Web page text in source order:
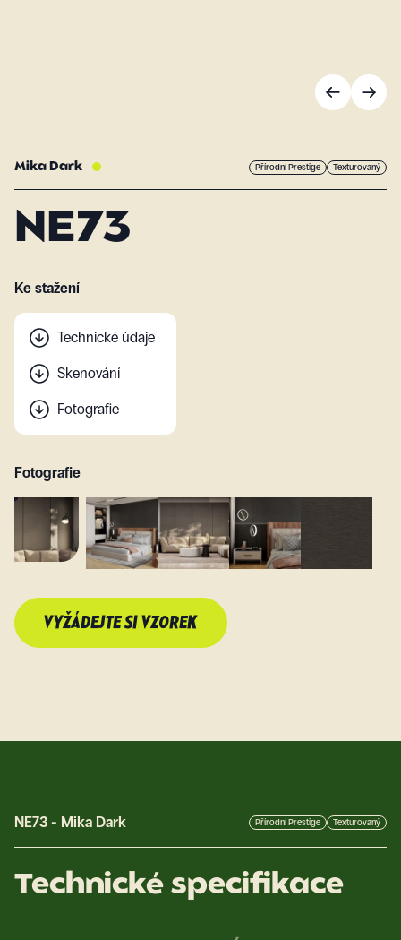
Mika Dark Přírodní Prestige Texturovaný
NE73
Ke stažení
Technické údaje
Skenování
Fotografie
Fotografie
VYŽÁDEJTE SI VZOREK
NE73 - Mika Dark Přírodní Prestige Texturovaný
Technické specifikace